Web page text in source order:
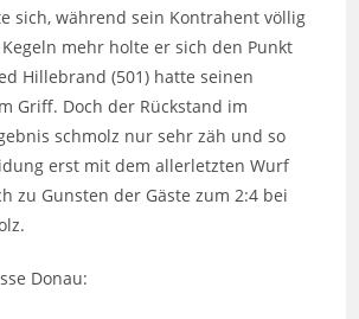
sich, während sein Kontrahent völlig
mehr holte er sich den Punkt
Hillebrand (501) hatte seinen
Griff. Doch der Rückstand im
schmolz nur sehr zäh und so
erst mit dem allerletzten Wurf
zu Gunsten der Gäste zum 2:4 bei
Donau: